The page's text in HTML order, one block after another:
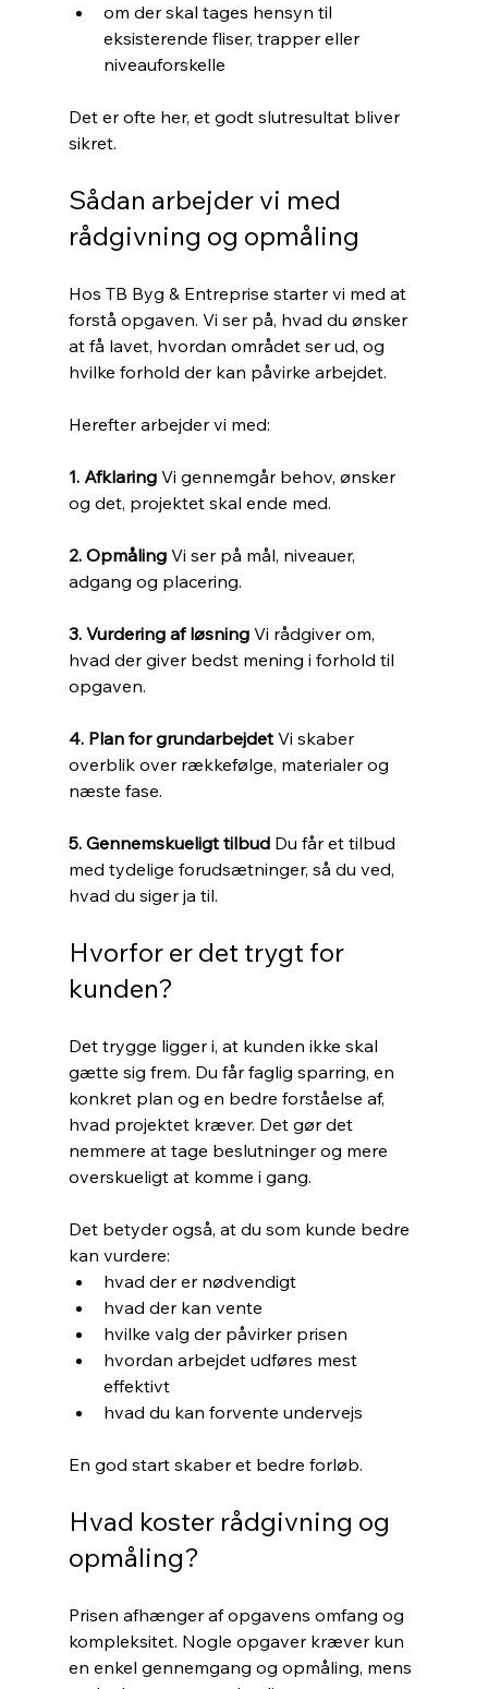
om der skal tages hensyn til
eksisterende fliser, trapper eller
niveauforskelle
Det er ofte her, et godt slutresultat bliver
sikret.
Sådan arbejder vi med
rådgivning og opmåling
Hos TB Byg & Entreprise starter vi med at
forstå opgaven. Vi ser på, hvad du ønsker
at få lavet, hvordan området ser ud, og
hvilke forhold der kan påvirke arbejdet.
Herefter arbejder vi med:
1. Afklaring Vi gennemgår behov, ønsker
og det, projektet skal ende med.
2. Opmåling Vi ser på mål, niveauer,
adgang og placering.
3. Vurdering af løsning Vi rådgiver om,
hvad der giver bedst mening i forhold til
opgaven.
4. Plan for grundarbejdet Vi skaber
overblik over rækkefølge, materialer og
næste fase.
5. Gennemskueligt tilbud Du får et tilbud
med tydelige forudsætninger, så du ved,
hvad du siger ja til.
Hvorfor er det trygt for
kunden?
Det trygge ligger i, at kunden ikke skal
gætte sig frem. Du får faglig sparring, en
konkret plan og en bedre forståelse af,
hvad projektet kræver. Det gør det
nemmere at tage beslutninger og mere
overskueligt at komme i gang.
Det betyder også, at du som kunde bedre
kan vurdere:
hvad der er nødvendigt
hvad der kan vente
hvilke valg der påvirker prisen
hvordan arbejdet udføres mest
effektivt
hvad du kan forvente undervejs
En god start skaber et bedre forløb.
Hvad koster rådgivning og
opmåling?
Prisen afhænger af opgavens omfang og
kompleksitet. Nogle opgaver kræver kun
en enkel gennemgang og opmåling, mens